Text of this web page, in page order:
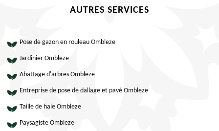
AUTRES SERVICES
Pose de gazon en rouleau Ombleze
Jardinier Ombleze
Abattage d'arbres Ombleze
Entreprise de pose de dallage et pavé Ombleze
Taille de haie Ombleze
Paysagiste Ombleze